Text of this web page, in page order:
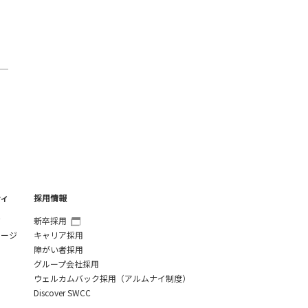
ジ
採用情報
新卒採用
キャリア採用
障がい者採用
グループ会社採用
ウェルカムバック採用（アルムナイ制度）
Discover SWCC